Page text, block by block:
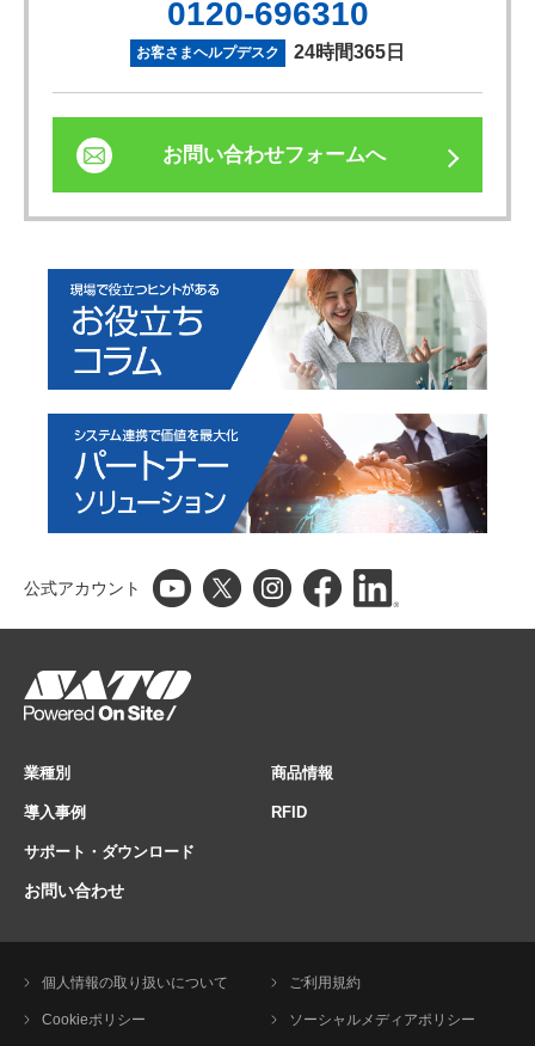
0120-696310
お客さまヘルプデスク 24時間365日
お問い合わせフォームへ
公式アカウント
業種別 商品情報
導入事例 RFID
サポート・ダウンロード
お問い合わせ
個人情報の取り扱いについて ご利用規約
Cookieポリシー ソーシャルメディアポリシー